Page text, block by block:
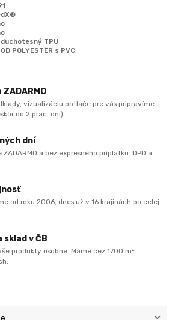
TPU
POLYESTER s PVC
vizualizáciu potlače pre vás pripravíme
do 2 prac. dní).
dní
a bez expresného príplatku. DPD a
od roku 2006, dnes už v 16 krajinách po celej
sklad v ČB
produkty osobne. Máme cez 1700 m²